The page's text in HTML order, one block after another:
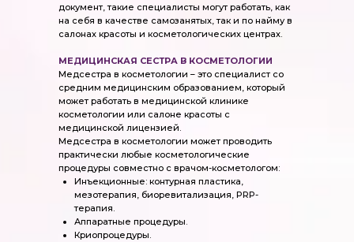
документ, такие специалисты могут работать, как
на себя в качестве самозанятых, так и по найму в
салонах красоты и косметологических центрах.
МЕДИЦИНСКАЯ СЕСТРА В КОСМЕТОЛОГИИ
Медсестра в косметологии – это специалист со
средним медицинским образованием, который
может работать в медицинской клинике
косметологии или салоне красоты с
медицинской лицензией.
Медсестра в косметологии может проводить
практически любые косметологические
процедуры совместно с врачом-косметологом:
Инъекционные: контурная пластика,
мезотерапия, биоревитализация, PRP-
терапия.
Аппаратные процедуры.
Криопроцедуры.